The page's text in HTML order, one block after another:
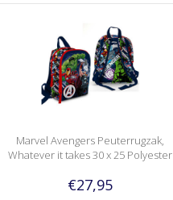
Marvel Avengers Peuterrugzak,
Whatever it takes 30 x 25 Polyester
€27,95